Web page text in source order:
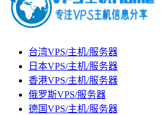
台湾VPS/主机/服务器
日本VPS/主机/服务器
香港VPS/主机/服务器
俄罗斯VPS/服务器
德国VPS/主机/服务器